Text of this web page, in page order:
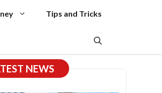
Tips and Tricks
NEWS